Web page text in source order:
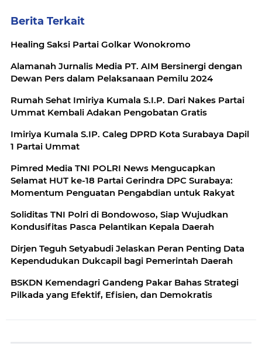
Berita Terkait
Healing Saksi Partai Golkar Wonokromo
Alamanah Jurnalis Media PT. AIM Bersinergi dengan
Dewan Pers dalam Pelaksanaan Pemilu 2024
Rumah Sehat Imiriya Kumala S.I.P. Dari Nakes Partai
Ummat Kembali Adakan Pengobatan Gratis
Imiriya Kumala S.IP. Caleg DPRD Kota Surabaya Dapil
1 Partai Ummat
Pimred Media TNI POLRI News Mengucapkan
Selamat HUT ke-18 Partai Gerindra DPC Surabaya:
Momentum Penguatan Pengabdian untuk Rakyat
Soliditas TNI Polri di Bondowoso, Siap Wujudkan
Kondusifitas Pasca Pelantikan Kepala Daerah
Dirjen Teguh Setyabudi Jelaskan Peran Penting Data
Kependudukan Dukcapil bagi Pemerintah Daerah
BSKDN Kemendagri Gandeng Pakar Bahas Strategi
Pilkada yang Efektif, Efisien, dan Demokratis